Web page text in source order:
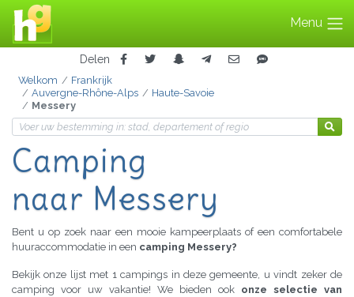
Menu
Delen
Welkom
Frankrijk
Auvergne-Rhône-Alps
Haute-Savoie
Messery
Camping
naar Messery
Bent u op zoek naar een mooie kampeerplaats of een comfortabele
huuraccommodatie in een camping Messery?
Bekijk onze lijst met 1 campings in deze gemeente, u vindt zeker de
camping voor uw vakantie! We bieden ook onze selectie van